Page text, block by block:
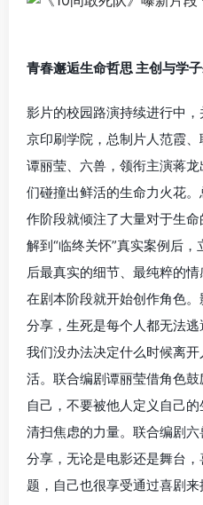
青春邂逅生命哲思 主创与学
影片的校园路演持续进行中
京印刷学院，总制片人范霞
谭丽莹、六兽，领衔主演蒋
们碰撞出鲜活的生命力火花
作阶段就倾注了大量对于生
解到“临终关怀”真实案例后
后最真实的细节、最纯粹的
在剧本阶段就开始创作角色
分享，生死是每个人都无法
我们没办法决定什么时候离
活。联合编剧谭丽莹借角色
自己，不要被他人定义自己
清扫焦虑的力量。联合编剧
分享，无论是电影还是舞台
题，自己也很享受通过喜剧